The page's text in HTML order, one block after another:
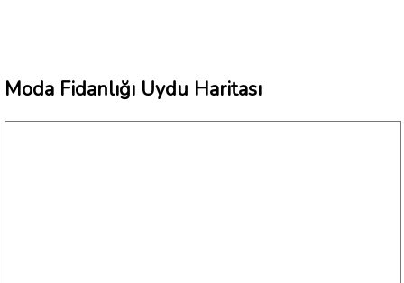
Moda Fidanlığı Uydu Haritası